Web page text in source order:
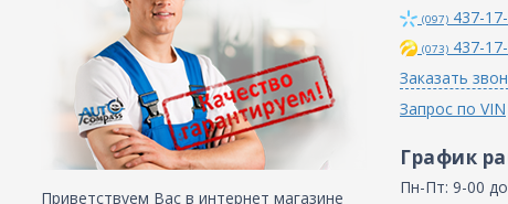
Приветствуем Вас в интернет магазине
(097) 437-
(073) 437-
Заказать
Запрос по VIN
График
Пн-Пт: 9-00